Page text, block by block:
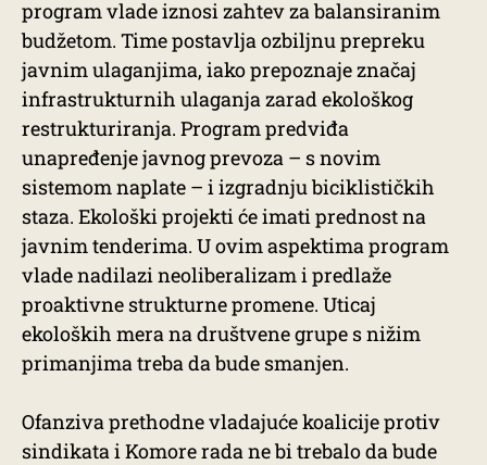
program vlade iznosi zahtev za balansiranim
budžetom. Time postavlja ozbiljnu prepreku
javnim ulaganjima, iako prepoznaje značaj
infrastrukturnih ulaganja zarad ekološkog
restrukturiranja. Program predviđa
unapređenje javnog prevoza – s novim
sistemom naplate – i izgradnju biciklističkih
staza. Ekološki projekti će imati prednost na
javnim tenderima. U ovim aspektima program
vlade nadilazi neoliberalizam i predlaže
proaktivne strukturne promene. Uticaj
ekoloških mera na društvene grupe s nižim
primanjima treba da bude smanjen.
Ofanziva prethodne vladajuće koalicije protiv
sindikata i Komore rada ne bi trebalo da bude